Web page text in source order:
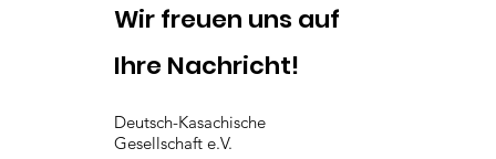
Wir freuen uns auf
Ihre Nachricht!
Deutsch-Kasachische
Gesellschaft e.V.